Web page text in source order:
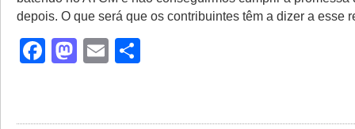
depois. O que será que os contribuintes têm a dizer a esse
Facebook
Mastodon
Email